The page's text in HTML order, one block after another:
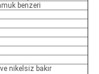
benzeri
nikelsiz bakır